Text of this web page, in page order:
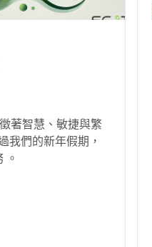
著智慧、敏捷與繁
我們的新年假期，
。